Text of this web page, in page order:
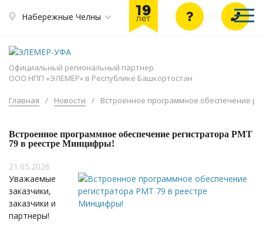
Набережные Челны
Официальный региональный партнер
ООО НПП «ЭЛЕМЕР» в Республике Башкортостан
Главная / Новости / Встроенное программное обеспечение
Встроенное программное обеспечение регистратора РМТ
79 в реестре Минцифры!
21.05.2026
Уважаемые
заказчики,
заказчики и
партнеры!